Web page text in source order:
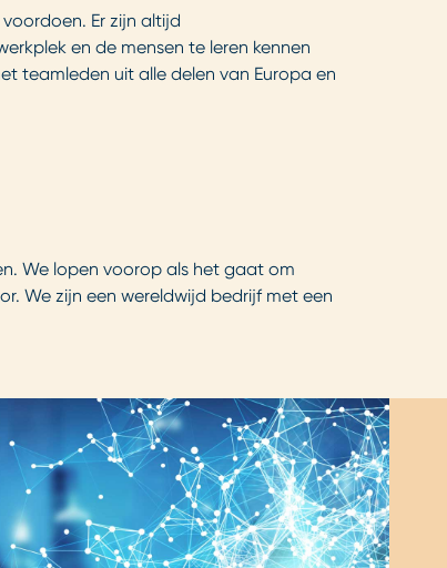
Er zijn altijd
en de mensen te leren kennen
teamleden uit alle delen van Europa en
We lopen voorop als het gaat om
We zijn een wereldwijd bedrijf met een